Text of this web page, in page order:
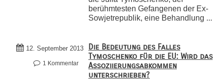
berühmtesten Gefangenen der Ex-
Sowjetrepublik, eine Behandlung ...
12. September 2013
1 Kommentar
Die Bedeutung des Falles
Tymoschenko für die EU: Wird das
Assoziierungsabkommen
unterschrieben?